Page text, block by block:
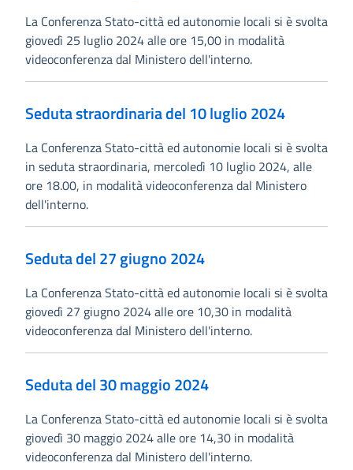
La Conferenza Stato-città ed autonomie locali si è svolta
giovedì 25 luglio 2024 alle ore 15,00 in modalità
videoconferenza dal Ministero dell'interno.
Seduta straordinaria del 10 luglio 2024
La Conferenza Stato-città ed autonomie locali si è svolta
in seduta straordinaria, mercoledì 10 luglio 2024, alle
ore 18.00, in modalità videoconferenza dal Ministero
dell'interno.
Seduta del 27 giugno 2024
La Conferenza Stato-città ed autonomie locali si è svolta
giovedì 27 giugno 2024 alle ore 10,30 in modalità
videoconferenza dal Ministero dell'interno.
Seduta del 30 maggio 2024
La Conferenza Stato-città ed autonomie locali si è svolta
giovedì 30 maggio 2024 alle ore 14,30 in modalità
videoconferenza dal Ministero dell'interno.